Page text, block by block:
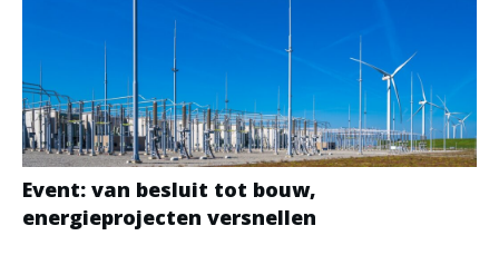
Event: van besluit tot bouw,
energieprojecten versnellen